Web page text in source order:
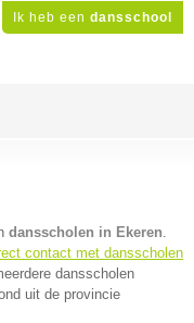
Ik heb een dansschool
dansscholen in Ekeren.
contact met dansscholen
dansscholen
uit de provincie